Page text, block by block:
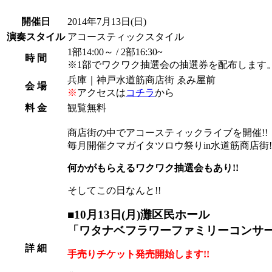
開催日 2014年7月13日 (日)
演奏スタイル アコースティックスタイル
時 間
1部14:00～ / 2部16:30~
※1部でワクワク抽選会の抽選券を配布します。
会 場
兵庫｜神戸水道筋商店街 ゑみ屋前
※アクセスはコチラから
料 金
観覧無料
詳 細
商店街の中でアコースティックライブを開催!!
毎月開催クマガイタツロウ祭りin水道筋商店街
何かがもらえるワクワク抽選会もあり!!
そしてこの日なんと!!
■10月13日(月)灘区民ホール
「ワタナベフラワーファミリーコンサ
手売りチケット発売開始します!!